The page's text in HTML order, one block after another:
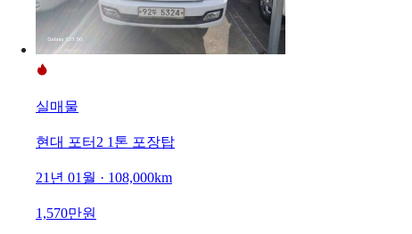
실매물
현대 포터2 1톤 포장탑
21년 01월 · 108,000km
1,570만원